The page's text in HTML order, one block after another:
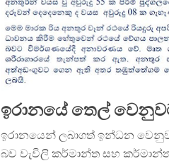
ඉරානයේ තෙල්
ඉරානයෙන් ලබාගත් ඉන්ධන
බව වැවිලි කර්මාන්ත සහ